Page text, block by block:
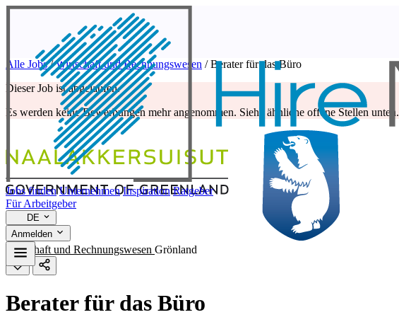
Jobs finden Unternehmen Inspiration Ratgeber
Für Arbeitgeber
DE
Anmelden
Alle Jobs / Wirtschaft und Rechnungswesen / Berater für das Büro
Dieser Job ist abgelaufen.
Es werden keine Bewerbungen mehr angenommen. Siehe ähnliche offene Stellen unten.
Wirtschaft und Rechnungswesen Grönland
Berater für das Büro